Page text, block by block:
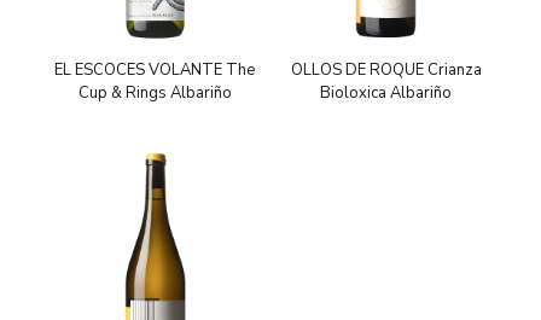
EL ESCOCES VOLANTE The
Cup & Rings Albariño
OLLOS DE ROQUE Crianza
Bioloxica Albariño